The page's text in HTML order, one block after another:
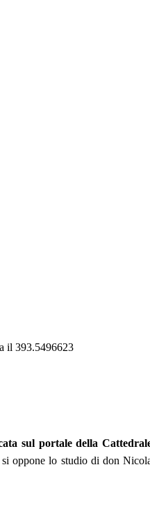
il 393.5496623
sul portale della
oppone lo studio di don